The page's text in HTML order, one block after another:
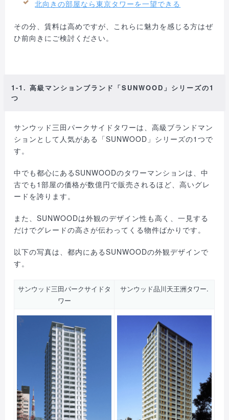
北向きの部屋なら東京タワーを一望できる
その分、賃料は高めですが、これらに魅力を感じる方はぜ
ひ前向きにご検討ください。
1-1. 高級マンションブランド「SUNWOOD」シリーズの1
つ
サンウッド三田パークサイドタワーは、高級ブランドマン
ションとして人気がある「SUNWOOD」シリーズの1つで
す。
中でも都心にあるSUNWOODのタワーマンションは、中
古でも1部屋の価格が数億円で販売されるほど、高いグレ
ードを誇ります。
また、SUNWOODは外観のデザイン性も高く、一見する
だけでグレードの高さが伝わってくる物件ばかりです。
以下の写真は、都内にあるSUNWOODの外観デザインで
す。
サンウッド三田パークサイドタ
ワー
サンウッド品川天王洲タワー.